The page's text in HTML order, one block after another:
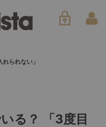
られない」
る？ 「3度目